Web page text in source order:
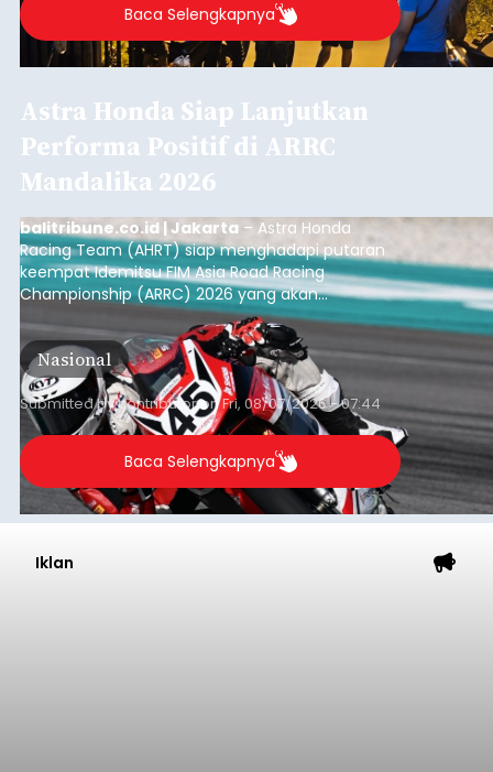
Baca Selengkapnya
Astra Honda Siap Lanjutkan
Performa Positif di ARRC
Mandalika 2026
balitribune.co.id | Jakarta – Astra Honda
Racing Team (AHRT) siap menghadapi putaran
keempat Idemitsu FIM Asia Road Racing
Championship (ARRC) 2026 yang akan
berlangsung di Pertamina Mandalika
International Circuit, Lombok, Nusa Tenggara
Barat, pada 7–9 Agustus 2026.
Nasional
Submitted bycontributoronFri, 08/07/2026 - 07:44
Baca Selengkapnya
Iklan